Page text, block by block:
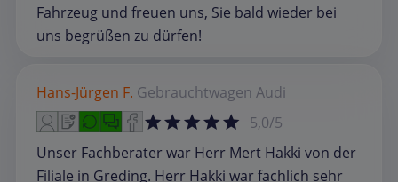
Fahrzeug und freuen uns, Sie bald wieder bei
uns begrüßen zu dürfen!
Hans-Jürgen F. Gebrauchtwagen Audi
5,0/5
Unser Fachberater war Herr Mert Hakki von der
Filiale in Greding. Herr Hakki war fachlich sehr